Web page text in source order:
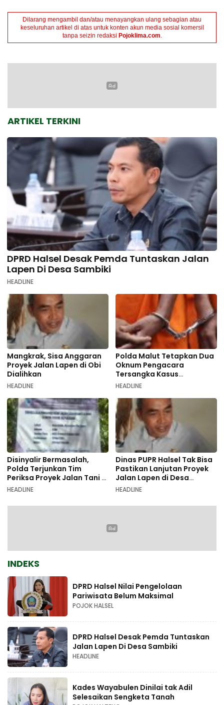
Dilarang mengambil dan/atau menayangkan ulang sebagian atau
keseluruhan artikel di atas untuk konten akun media sosial komersil
tanpa seizin redaksi Pojoklima.com.
ARTIKEL TERKINI
DPRD Halsel Desak Pemda Tuntaskan Jalan
Lapen Di Desa Sambiki
HEADLINE
Mangkrak, Sisa Anggaran
Proyek Jalan Lapen di Obi
Dialihkan
HEADLINE
Polda Malut Tetapkan Dua
Oknum Pengacara
Tersangka Kasus
Pemalsuan Dokumen
HEADLINE
Disinyalir Bermasalah,
Polda Terjunkan Tim
Periksa Proyek Jalan Tani di
Galala
HEADLINE
Dinas PUPR Halsel Tak Bisa
Pastikan Lanjutan Proyek
Jalan Lapen di Desa
Sambiki
HEADLINE
INDEKS
DPRD Halsel Nilai Pengelolaan
Pariwisata Belum Maksimal
POJOK HALSEL
DPRD Halsel Desak Pemda Tuntaskan
Jalan Lapen Di Desa Sambiki
HEADLINE
Kades Wayabulen Dinilai tak Adil
Selesaikan Sengketa Tanah